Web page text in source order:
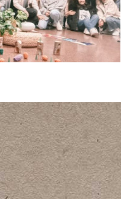
premis educació
Infantil 0-3
organitzats des